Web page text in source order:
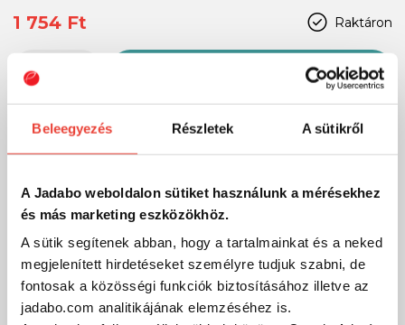
Beleegyezés Részletek A sütikről
A Jadabo weboldalon sütiket használunk a mérésekhez
és más marketing eszközökhöz.
A sütik segítenek abban, hogy a tartalmainkat és a neked
megjelenített hirdetéseket személyre tudjuk szabni, de
fontosak a közösségi funkciók biztosításához illetve az
jadabo.com analitikájának elemzéséhez is.
Raktáron
1 754 Ft
SZÁKOLOM
-15%